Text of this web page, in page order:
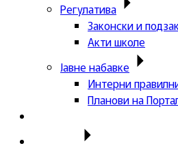
Регулатива
Законски и
Акти школе
Јавне набавке
Интерни
Планови на